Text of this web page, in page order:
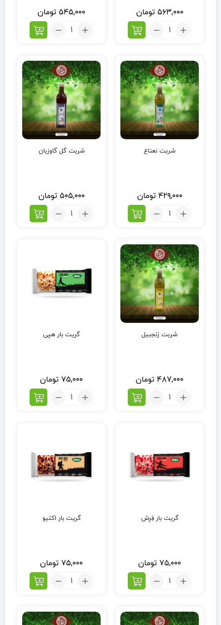
۵۶۳,۰۰۰ تومان ۵۴۵,۰۰۰ تومان
شربت نعناع
۴۲۹,۰۰۰ تومان
شربت گل گاوزبان
۵۰۵,۰۰۰ تومان
شربت زنجبیل
۴۸۷,۰۰۰ تومان
گریت بار هپی
۷۵,۰۰۰ تومان
گریت بار فِرِش
۷۵,۰۰۰ تومان
گریت بار اکتیو
۷۵,۰۰۰ تومان